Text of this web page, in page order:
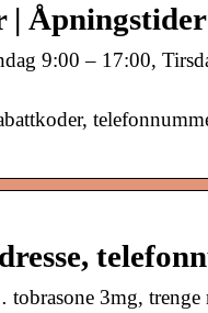
|
9:00 – 17:00,
3mg, trenge